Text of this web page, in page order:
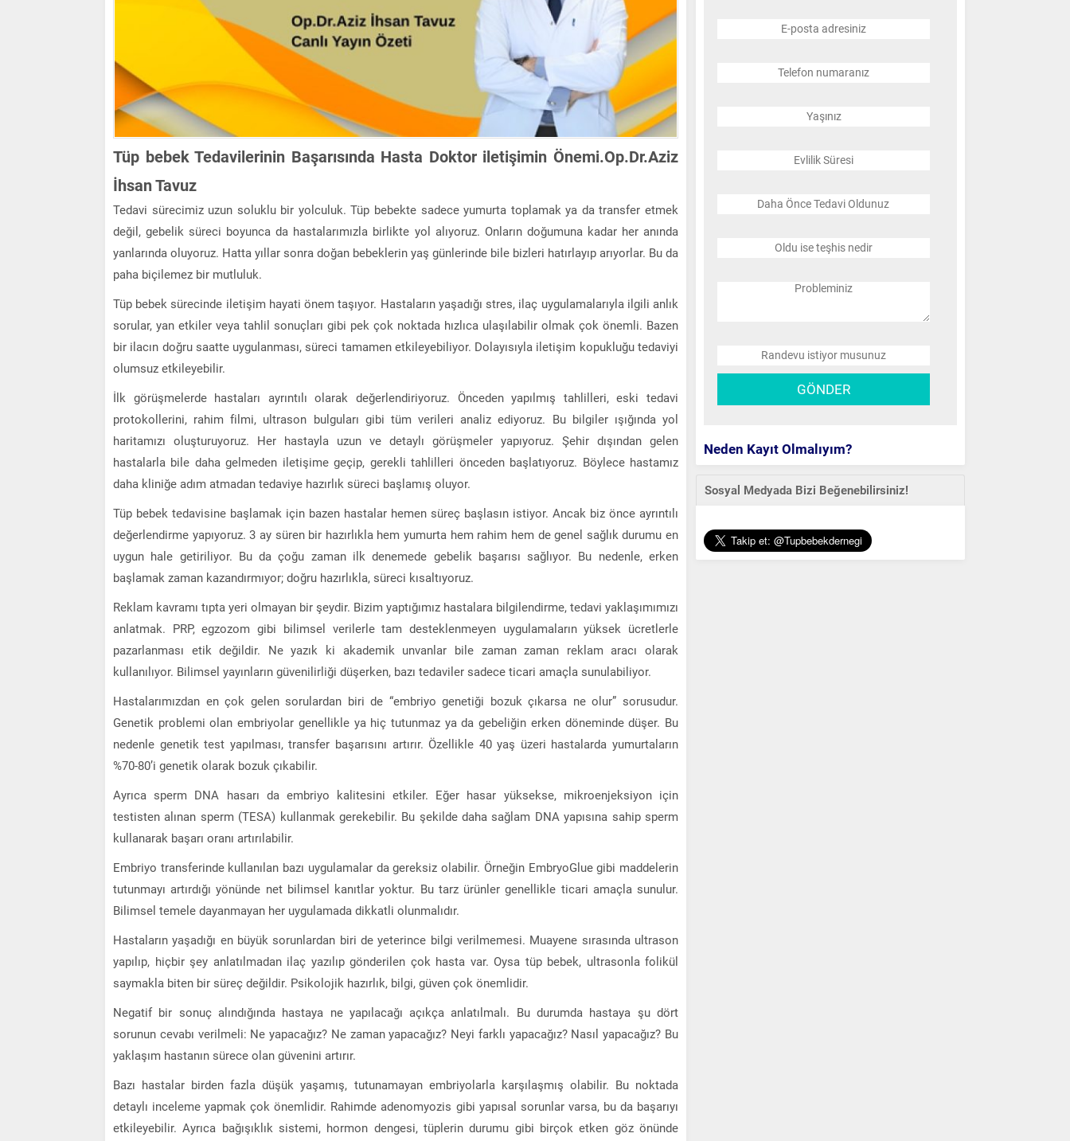
Tüp bebek Tedavilerinin Başarısında Hasta Doktor iletişimin Önemi.Op.Dr.Aziz
İhsan Tavuz
Tedavi sürecimiz uzun soluklu bir yolculuk. Tüp bebekte sadece yumurta toplamak ya da transfer etmek
değil, gebelik süreci boyunca da hastalarımızla birlikte yol alıyoruz. Onların doğumuna kadar her anında
yanlarında oluyoruz. Hatta yıllar sonra doğan bebeklerin yaş günlerinde bile bizleri hatırlayıp arıyorlar. Bu da
paha biçilemez bir mutluluk.
Tüp bebek sürecinde iletişim hayati önem taşıyor. Hastaların yaşadığı stres, ilaç uygulamalarıyla ilgili anlık
sorular, yan etkiler veya tahlil sonuçları gibi pek çok noktada hızlıca ulaşılabilir olmak çok önemli. Bazen
bir ilacın doğru saatte uygulanması, süreci tamamen etkileyebiliyor. Dolayısıyla iletişim kopukluğu tedaviyi
olumsuz etkileyebilir.
İlk görüşmelerde hastaları ayrıntılı olarak değerlendiriyoruz. Önceden yapılmış tahlilleri, eski tedavi
protokollerini, rahim filmi, ultrason bulguları gibi tüm verileri analiz ediyoruz. Bu bilgiler ışığında yol
haritamızı oluşturuyoruz. Her hastayla uzun ve detaylı görüşmeler yapıyoruz. Şehir dışından gelen
hastalarla bile daha gelmeden iletişime geçip, gerekli tahlilleri önceden başlatıyoruz. Böylece hastamız
daha kliniğe adım atmadan tedaviye hazırlık süreci başlamış oluyor.
Tüp bebek tedavisine başlamak için bazen hastalar hemen süreç başlasın istiyor. Ancak biz önce ayrıntılı
değerlendirme yapıyoruz. 3 ay süren bir hazırlıkla hem yumurta hem rahim hem de genel sağlık durumu en
uygun hale getiriliyor. Bu da çoğu zaman ilk denemede gebelik başarısı sağlıyor. Bu nedenle, erken
başlamak zaman kazandırmıyor; doğru hazırlıkla, süreci kısaltıyoruz.
Reklam kavramı tıpta yeri olmayan bir şeydir. Bizim yaptığımız hastalara bilgilendirme, tedavi yaklaşımımızı
anlatmak. PRP, egzozom gibi bilimsel verilerle tam desteklenmeyen uygulamaların yüksek ücretlerle
pazarlanması etik değildir. Ne yazık ki akademik unvanlar bile zaman zaman reklam aracı olarak
kullanılıyor. Bilimsel yayınların güvenilirliği düşerken, bazı tedaviler sadece ticari amaçla sunulabiliyor.
Hastalarımızdan en çok gelen sorulardan biri de “embriyo genetiği bozuk çıkarsa ne olur” sorusudur.
Genetik problemi olan embriyolar genellikle ya hiç tutunmaz ya da gebeliğin erken döneminde düşer. Bu
nedenle genetik test yapılması, transfer başarısını artırır. Özellikle 40 yaş üzeri hastalarda yumurtaların
%70-80’i genetik olarak bozuk çıkabilir.
Ayrıca sperm DNA hasarı da embriyo kalitesini etkiler. Eğer hasar yüksekse, mikroenjeksiyon için
testisten alınan sperm (TESA) kullanmak gerekebilir. Bu şekilde daha sağlam DNA yapısına sahip sperm
kullanarak başarı oranı artırılabilir.
Embriyo transferinde kullanılan bazı uygulamalar da gereksiz olabilir. Örneğin EmbryoGlue gibi maddelerin
tutunmayı artırdığı yönünde net bilimsel kanıtlar yoktur. Bu tarz ürünler genellikle ticari amaçla sunulur.
Bilimsel temele dayanmayan her uygulamada dikkatli olunmalıdır.
Hastaların yaşadığı en büyük sorunlardan biri de yeterince bilgi verilmemesi. Muayene sırasında ultrason
yapılıp, hiçbir şey anlatılmadan ilaç yazılıp gönderilen çok hasta var. Oysa tüp bebek, ultrasonla folikül
saymakla biten bir süreç değildir. Psikolojik hazırlık, bilgi, güven çok önemlidir.
Negatif bir sonuç alındığında hastaya ne yapılacağı açıkça anlatılmalı. Bu durumda hastaya şu dört
sorunun cevabı verilmeli: Ne yapacağız? Ne zaman yapacağız? Neyi farklı yapacağız? Nasıl yapacağız? Bu
yaklaşım hastanın sürece olan güvenini artırır.
Bazı hastalar birden fazla düşük yaşamış, tutunamayan embriyolarla karşılaşmış olabilir. Bu noktada
detaylı inceleme yapmak çok önemlidir. Rahimde adenomyozis gibi yapısal sorunlar varsa, bu da başarıyı
etkileyebilir. Ayrıca bağışıklık sistemi, hormon dengesi, tüplerin durumu gibi birçok etken göz önünde
Neden Kayıt Olmalıyım?
Sosyal Medyada Bizi Beğenebilirsiniz!